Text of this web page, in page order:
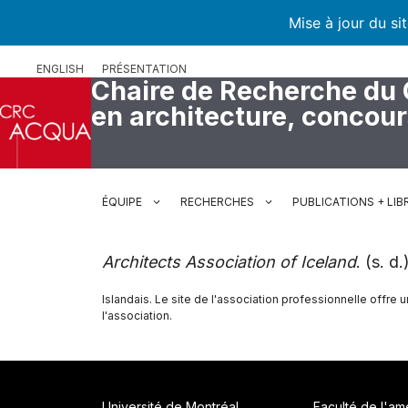
Mise à jour du
ENGLISH PRÉSENTATION
Chaire de Recherche du
en architecture,
ÉQUIPE RECHERCHES PUBLICATIONS +
Architects Association of Iceland. (s.
Islandais. Le site de l'association professionnelle offre
l'association.